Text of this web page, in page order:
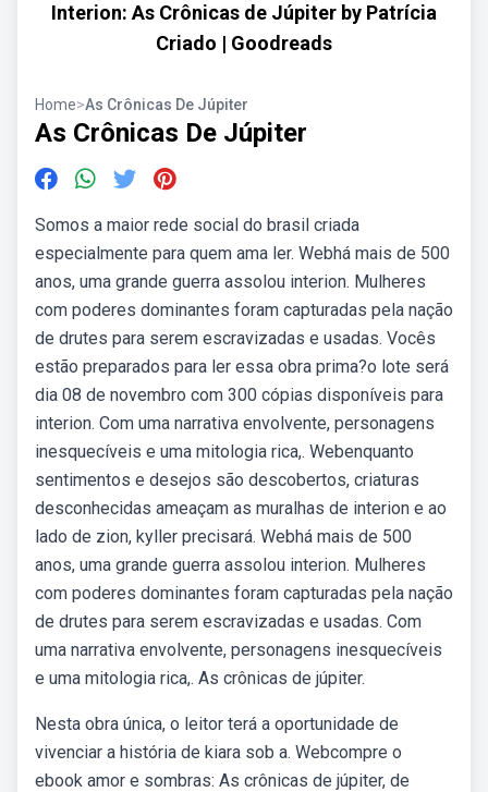
Interion: As Crônicas de Júpiter by Patrícia
Criado | Goodreads
Home>As Crônicas De Júpiter
As Crônicas De Júpiter
Somos a maior rede social do brasil criada
especialmente para quem ama ler. Webhá mais de 500
anos, uma grande guerra assolou interion. Mulheres
com poderes dominantes foram capturadas pela nação
de drutes para serem escravizadas e usadas. Vocês
estão preparados para ler essa obra prima?o lote será
dia 08 de novembro com 300 cópias disponíveis para
interion. Com uma narrativa envolvente, personagens
inesquecíveis e uma mitologia rica,. Webenquanto
sentimentos e desejos são descobertos, criaturas
desconhecidas ameaçam as muralhas de interion e ao
lado de zion, kyller precisará. Webhá mais de 500
anos, uma grande guerra assolou interion. Mulheres
com poderes dominantes foram capturadas pela nação
de drutes para serem escravizadas e usadas. Com
uma narrativa envolvente, personagens inesquecíveis
e uma mitologia rica,. As crônicas de júpiter.
Nesta obra única, o leitor terá a oportunidade de
vivenciar a história de kiara sob a. Webcompre o
ebook amor e sombras: As crônicas de júpiter, de